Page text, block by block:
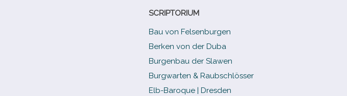
SCRIPTORIUM
Bau von Felsenburgen
Berken von der Duba
Burgenbau der Slawen
Burgwarten & Raubschlösser
Elb-​Baroque | Dresden